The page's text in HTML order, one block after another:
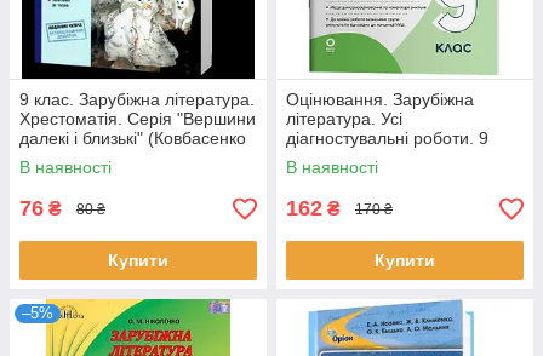
9 клас. Зарубіжна література.
Хрестоматія. Серія "Вершини
далекі і близькі" (Ковбасенко
Ю.І Ковбасенко Л.В.),
В наявності
76 ₴ 80 ₴
Купити
Оцінювання. Зарубіжна
література. Усі
діагностувальні роботи. 9
клас
В наявності
162 ₴ 170 ₴
Купити
–5%